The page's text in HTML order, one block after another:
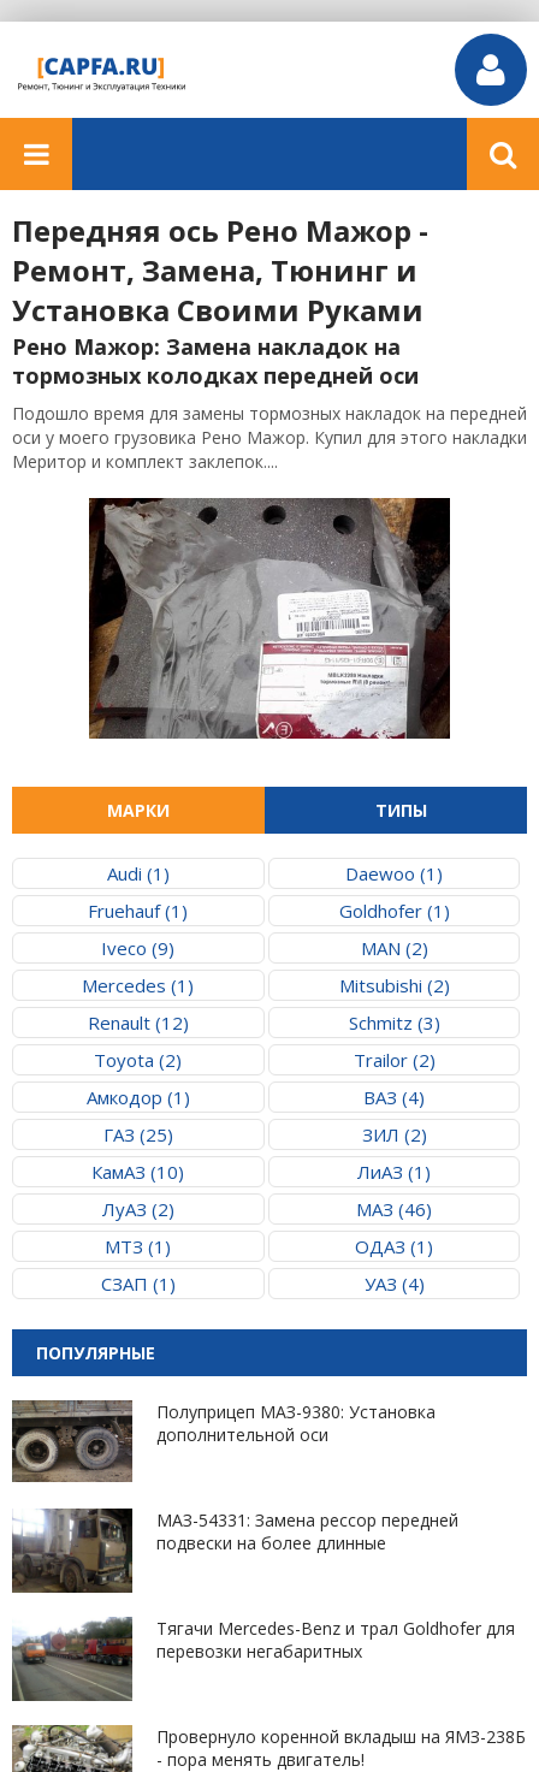
Передняя ось Рено Мажор -
Ремонт, Замена, Тюнинг и
Установка Своими Руками
Рено Мажор: Замена накладок на
тормозных колодках передней оси
Подошло время для замены тормозных накладок на передней
оси у моего грузовика Рено Мажор. Купил для этого накладки
Меритор и комплект заклепок....
МАРКИ ТИПЫ
Audi (1)
Daewoo (1)
Fruehauf (1)
Goldhofer (1)
Iveco (9)
MAN (2)
Mercedes (1)
Mitsubishi (2)
Renault (12)
Schmitz (3)
Toyota (2)
Trailor (2)
Амкодор (1)
ВАЗ (4)
ГАЗ (25)
ЗИЛ (2)
КамАЗ (10)
ЛиАЗ (1)
ЛуАЗ (2)
МАЗ (46)
МТЗ (1)
ОДАЗ (1)
СЗАП (1)
УАЗ (4)
ПОПУЛЯРНЫЕ
Полуприцеп МАЗ-9380: Установка
дополнительной оси
МАЗ-54331: Замена рессор передней
подвески на более длинные
Тягачи Mercedes-Benz и трал Goldhofer для
перевозки негабаритных
Провернуло коренной вкладыш на ЯМЗ-238Б
- пора менять двигатель!